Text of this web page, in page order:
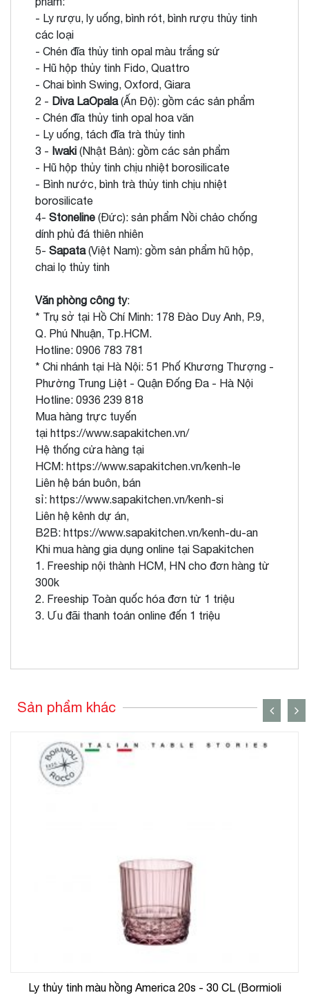
- Ly rượu, ly uống, bình rót, bình rượu thủy tinh
các loại
- Chén đĩa thủy tinh opal màu trắng sứ
- Hũ hộp thủy tinh Fido, Quattro
- Chai bình Swing, Oxford, Giara
2 - Diva LaOpala(Ấn Độ): gồm các sản phẩm
- Chén đĩa thủy tinh opal hoa văn
- Ly uống, tách đĩa trà thủy tinh
3 - Iwaki (Nhật Bản): gồm các sản phẩm
- Hũ hộp thủy tinh chịu nhiệt borosilicate
- Bình nước, bình trà thủy tinh chịu nhiệt
borosilicate
4- Stoneline (Đức): sản phẩm Nồi chảo chống
dính phủ đá thiên nhiên
5- Sapata(Việt Nam): gồm sản phẩm hũ hộp,
chai lọ thủy tinh
Văn phòng công ty:
* Trụ sở tại Hồ Chí Minh: 178 Đào Duy Anh, P.9,
Q. Phú Nhuận, Tp.HCM.
Hotline: 0906 783 781
* Chi nhánh tại Hà Nội: 51 Phố Khương Thượng -
Phường Trung Liệt - Quận Đống Đa - Hà Nội
Hotline: 0936 239 818
Mua hàng trực tuyến
tại https://www.sapakitchen.vn/
Hệ thống cửa hàng tại
HCM: https://www.sapakitchen.vn/kenh-le
Liên hệ bán buôn, bán
sỉ: https://www.sapakitchen.vn/kenh-si
Liên hệ kênh dự án,
B2B: https://www.sapakitchen.vn/kenh-du-an
Khi mua hàng gia dụng online tại Sapakitchen
1. Freeship nội thành HCM, HN cho đơn hàng từ
300k
2. Freeship Toàn quốc hóa đơn từ 1 triệu
3. Ưu đãi thanh toán online đến 1 triệu
Sản phẩm khác
Ly thủy tinh màu hồng America 20s - 30 CL (Bormioli